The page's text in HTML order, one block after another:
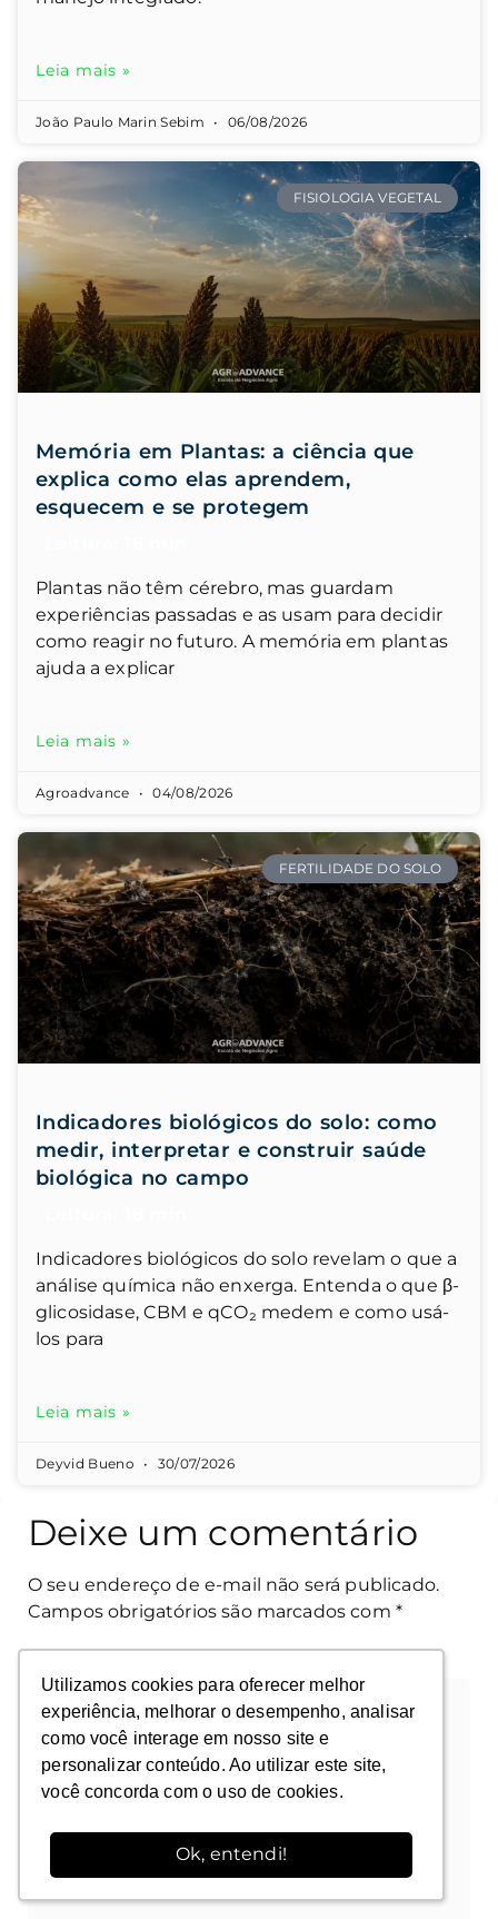
Utilizamos cookies para oferecer melhor
experiência, melhorar o desempenho, analisar
como você interage em nosso site e
personalizar conteúdo. Ao utilizar este site,
você concorda com o uso de cookies.
Ok, entendi!
Utilizamos cookies para oferecer melhor
experiência, melhorar o desempenho, analisar
como você interage em nosso site e
personalizar conteúdo. Ao utilizar este site,
você concorda com o uso de cookies.
Ok, entendi!
Leia mais »
João Paulo Marin Sebim 06/08/2026
FISIOLOGIA VEGETAL
Memória em Plantas: a ciência que
explica como elas aprendem,
esquecem e se protegem
Plantas não têm cérebro, mas guardam
experiências passadas e as usam para decidir
como reagir no futuro. A memória em plantas
ajuda a explicar
Leia mais »
Agroadvance 04/08/2026
FERTILIDADE DO SOLO
Indicadores biológicos do solo: como
medir, interpretar e construir saúde
biológica no campo
Indicadores biológicos do solo revelam o que a
análise química não enxerga. Entenda o que β-
glicosidase, CBM e qCO₂ medem e como usá-
los para
Leia mais »
Deyvid Bueno 30/07/2026
Deixe um comentário
O seu endereço de e-mail não será publicado.
Campos obrigatórios são marcados com *